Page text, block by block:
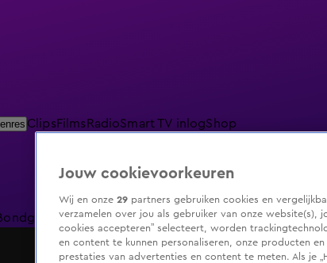
ClipsFilms RadioSmart TV inlogShop
De OranjezomerLivestreamsShop
Jouw cookievoorkeuren
Wij en onze 29 partners gebruiken cookies en
verzamelen over jou als gebruiker van onze website(s),
cookies accepteren” selecteert, worden
en content te kunnen personaliseren, onze producten
prestaties van advertenties en content te meten. Als je